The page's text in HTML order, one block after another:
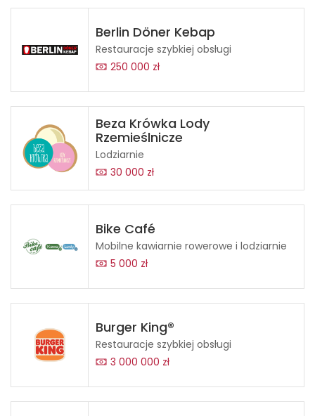
Berlin Döner Kebap
Restauracje szybkiej obsługi
250 000 zł
Beza Krówka Lody
Rzemieślnicze
Lodziarnie
30 000 zł
Bike Café
Mobilne kawiarnie rowerowe i lodziarnie
5 000 zł
Burger King®
Restauracje szybkiej obsługi
3 000 000 zł